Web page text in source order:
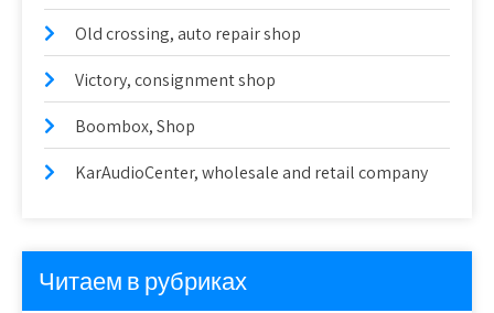
Old crossing, auto repair shop
Victory, consignment shop
Boombox, Shop
KarAudioCenter, wholesale and retail company
Читаем в рубриках